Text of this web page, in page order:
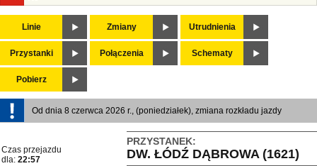
Linie Zmiany Utrudnienia
Przystanki Połączenia Schematy
Pobierz
Od dnia 8 czerwca 2026 r., (poniedziałek), zmiana rozkładu jazdy
PRZYSTANEK:
DW. ŁÓDŹ DĄBROWA (1621)
Czas przejazdu
dla: 22:57